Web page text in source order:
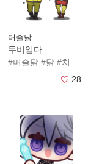
머슬닭
두비임다
#머슬닭 #닭 #치킨
28